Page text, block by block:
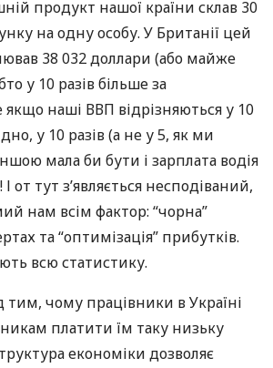
продукт нашої країни склав 30
на одну особу. У Британії цей
38 032 доллари (або майже
у 10 разів більше за
якщо наші ВВП відрізняються у 10
у 10 разів (а не у 5, як ми
мала би бути і зарплата водія
от тут з’являється несподіваний,
нам всім фактор: “чорна”
та “оптимізація” прибутків.
всю статистику.
тим, чому працівники в Україні
платити їм таку низьку
економіки дозволяє